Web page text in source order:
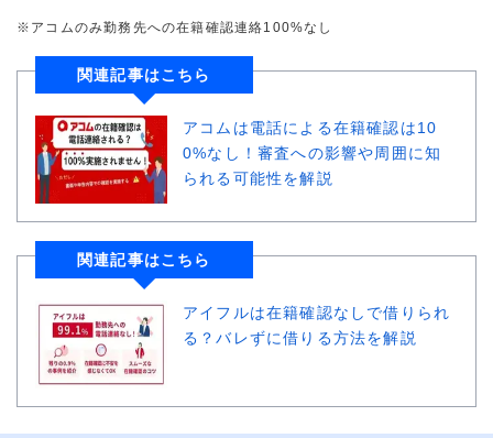
※アコムのみ勤務先への在籍確認連絡100%なし
関連記事はこちら
アコムは電話による在籍確認は10
0%なし！審査への影響や周囲に知
られる可能性を解説
関連記事はこちら
アイフルは在籍確認なしで借りられ
る？バレずに借りる方法を解説